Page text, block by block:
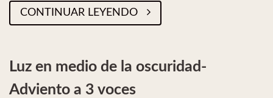
CONTINUAR LEYENDO
Luz en medio de la oscuridad-
Adviento a 3 voces